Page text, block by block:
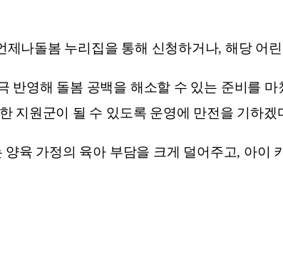
나돌봄 누리집을 통해 신청하거나, 해당 어
반영해 돌봄 공백을 해소할 수 있는 준비를
지원군이 될 수 있도록 운영에 만전을 기하겠
양육 가정의 육아 부담을 크게 덜어주고, 아